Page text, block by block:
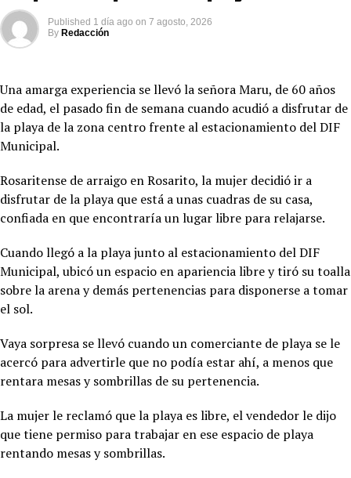
Published 1 día ago on 7 agosto, 2026
By Redacción
Una amarga experiencia se llevó la señora Maru, de 60 años
de edad, el pasado fin de semana cuando acudió a disfrutar de
la playa de la zona centro frente al estacionamiento del DIF
Municipal.
Rosaritense de arraigo en Rosarito, la mujer decidió ir a
disfrutar de la playa que está a unas cuadras de su casa,
confiada en que encontraría un lugar libre para relajarse.
Cuando llegó a la playa junto al estacionamiento del DIF
Municipal, ubicó un espacio en apariencia libre y tiró su toalla
sobre la arena y demás pertenencias para disponerse a tomar
el sol.
Vaya sorpresa se llevó cuando un comerciante de playa se le
acercó para advertirle que no podía estar ahí, a menos que
rentara mesas y sombrillas de su pertenencia.
La mujer le reclamó que la playa es libre, el vendedor le dijo
que tiene permiso para trabajar en ese espacio de playa
rentando mesas y sombrillas.